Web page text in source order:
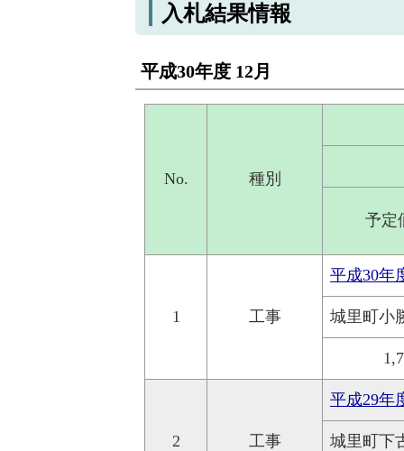
入札結果情報
平成30年度 12月
No. 種別
予定
1 工事
平成30
城里町小
2 工事
平成29年
城里町下